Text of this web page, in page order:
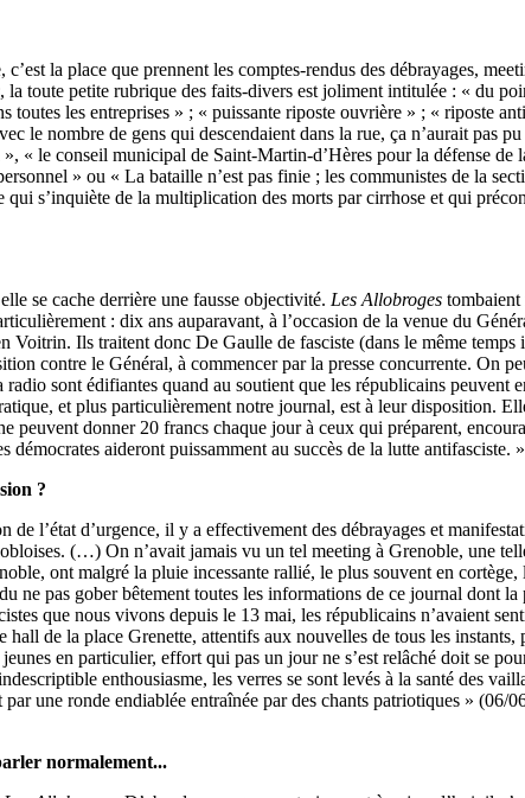
c’est la place que prennent les comptes-rendus des débrayages,
, la toute petite rubrique des faits-divers est joliment intitulée : « du
toutes les entreprises » ; « puissante riposte ouvrière » ; « riposte
le nombre de gens qui descendaient dans la rue, ça n’aurait pas
« le conseil municipal de Saint-Martin-d’Hères pour la défense
» ou « La bataille n’est pas finie ; les communistes de la
s’inquiète de la multiplication des morts par cirrhose et qui
se cache derrière une fausse objectivité. Les Allobroges tombaient
: dix ans auparavant, à l’occasion de la venue du
Voitrin. Ils traitent donc De Gaulle de fasciste (dans le même
contre le Général, à commencer par la presse concurrente. On
radio sont édifiantes quand au soutient que les républicains
et plus particulièrement notre journal, est à leur disposition.
peuvent donner 20 francs chaque jour à ceux qui préparent,
aideront puissamment au succès de la lutte antifasciste.
?
l’état d’urgence, il y a effectivement des débrayages et
(…) On n’avait jamais vu un tel meeting à Grenoble, une
ont malgré la pluie incessante rallié, le plus souvent en
ne pas gober bêtement toutes les informations de ce journal dont
que nous vivons depuis le 13 mai, les républicains n’avaient
hall de la place Grenette, attentifs aux nouvelles de tous les
en particulier, effort qui pas un jour ne s’est relâché doit se
enthousiasme, les verres se sont levés à la santé des
une ronde endiablée entraînée par des chants patriotiques »
normalement...